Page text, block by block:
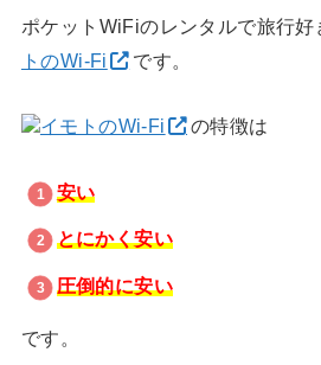
ポケットWiFiのレンタルで旅行好
トのWi-Fi
です。
イモトのWi-Fi の特徴は
安い
とにかく安い
圧倒的に安い
です。